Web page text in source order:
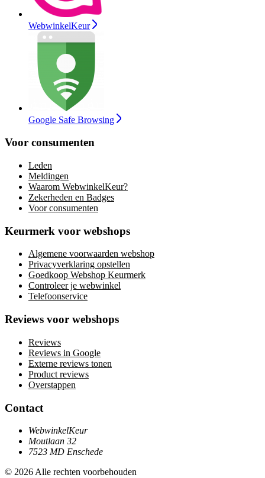
WebwinkelKeur
Google Safe Browsing
Voor consumenten
Leden
Meldingen
Waarom WebwinkelKeur?
Zekerheden en Badges
Voor consumenten
Keurmerk voor webshops
Algemene voorwaarden webshop
Privacyverklaring opstellen
Goedkoop Webshop Keurmerk
Controleer je webwinkel
Telefoonservice
Reviews voor webshops
Reviews
Reviews in Google
Externe reviews tonen
Product reviews
Overstappen
Contact
WebwinkelKeur
Moutlaan 32
7523 MD Enschede
© 2026 Alle rechten voorbehouden